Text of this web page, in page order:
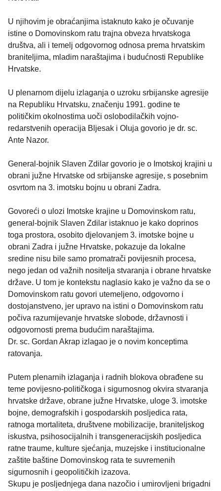
U njihovim je obraćanjima istaknuto kako je očuvanje
istine o Domovinskom ratu trajna obveza hrvatskoga
društva, ali i temelj odgovornog odnosa prema hrvatskim
braniteljima, mladim naraštajima i budućnosti Republike
Hrvatske.
U plenarnom dijelu izlaganja o uzroku srbijanske agresije
na Republiku Hrvatsku, značenju 1991. godine te
političkim okolnostima uoči oslobodilačkih vojno-
redarstvenih operacija Bljesak i Oluja govorio je dr. sc.
Ante Nazor.
General-bojnik Slaven Zdilar govorio je o Imotskoj krajini u
obrani južne Hrvatske od srbijanske agresije, s posebnim
osvrtom na 3. imotsku bojnu u obrani Zadra.
Govoreći o ulozi Imotske krajine u Domovinskom ratu,
general-bojnik Slaven Zdilar istaknuo je kako doprinos
toga prostora, osobito djelovanjem 3. imotske bojne u
obrani Zadra i južne Hrvatske, pokazuje da lokalne
sredine nisu bile samo promatrači povijesnih procesa,
nego jedan od važnih nositelja stvaranja i obrane hrvatske
države. U tom je kontekstu naglasio kako je važno da se o
Domovinskom ratu govori utemeljeno, odgovorno i
dostojanstveno, jer upravo na istini o Domovinskom ratu
počiva razumijevanje hrvatske slobode, državnosti i
odgovornosti prema budućim naraštajima.
Dr. sc. Gordan Akrap izlagao je o novim konceptima
ratovanja.
Putem plenarnih izlaganja i radnih blokova obrađene su
teme povijesno-političkoga i sigurnosnog okvira stvaranja
hrvatske države, obrane južne Hrvatske, uloge 3. imotske
bojne, demografskih i gospodarskih posljedica rata,
ratnoga mortaliteta, društvene mobilizacije, braniteljskog
iskustva, psihosocijalnih i transgeneracijskih posljedica
ratne traume, kulture sjećanja, muzejske i institucionalne
zaštite baštine Domovinskog rata te suvremenih
sigurnosnih i geopolitičkih izazova.
Skupu je posljednjega dana nazočio i umirovljeni brigadni